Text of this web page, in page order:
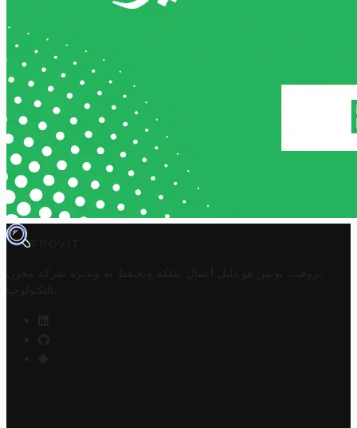
TROVIT
تروفيت تونس هو دليل أعمال تملكه وتحتفظ به وتديره
شركة مخزن
التكنولوجيا